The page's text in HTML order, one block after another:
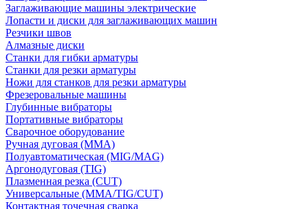
Заглаживающие машины электрические
Лопасти и диски для заглаживающих машин
Резчики швов
Алмазные диски
Станки для гибки арматуры
Станки для резки арматуры
Ножи для станков для резки арматуры
Фрезеровальные машины
Глубинные вибраторы
Портативные вибраторы
Сварочное оборудование
Ручная дуговая (MMA)
Полуавтоматическая (MIG/MAG)
Аргонодуговая (TIG)
Плазменная резка (CUT)
Универсальные (MMA/TIG/CUT)
Контактная точечная сварка